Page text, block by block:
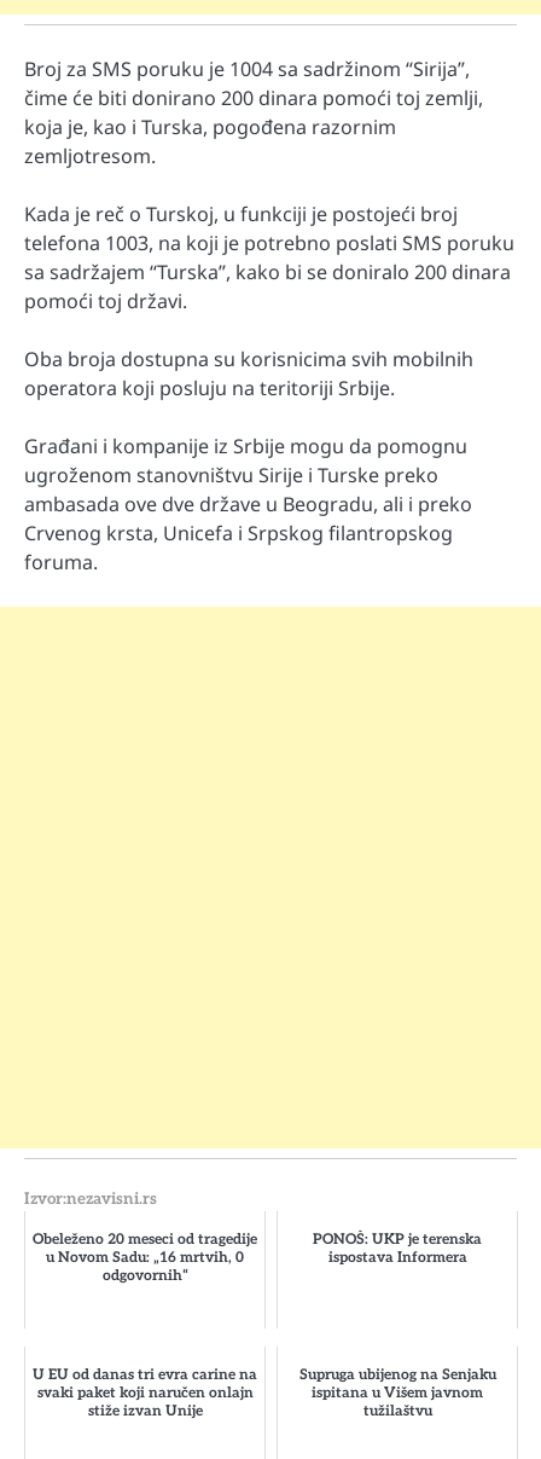
Broj za SMS poruku je 1004 sa sadržinom “Sirija”,
čime će biti donirano 200 dinara pomoći toj zemlji,
koja je, kao i Turska, pogođena razornim
zemljotresom.
Kada je reč o Turskoj, u funkciji je postojeći broj
telefona 1003, na koji je potrebno poslati SMS poruku
sa sadržajem “Turska”, kako bi se doniralo 200 dinara
pomoći toj državi.
Oba broja dostupna su korisnicima svih mobilnih
operatora koji posluju na teritoriji Srbije.
Građani i kompanije iz Srbije mogu da pomognu
ugroženom stanovništvu Sirije i Turske preko
ambasada ove dve države u Beogradu, ali i preko
Crvenog krsta, Unicefa i Srpskog filantropskog
foruma.
Izvor:nezavisni.rs
Obeleženo 20 meseci od tragedije
u Novom Sadu: „16 mrtvih, 0
odgovornih“
PONOŠ: UKP je terenska
ispostava Informera
U EU od danas tri evra carine na
svaki paket koji naručen onlajn
stiže izvan Unije
Supruga ubijenog na Senjaku
ispitana u Višem javnom
tužilaštvu